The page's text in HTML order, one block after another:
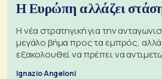
Η Ευρώπη αλλάζει στάση
Η νέα στρατηγική για την
μεγάλο βήμα προς τα εμπρός,
εξακολουθεί να πρέπει να
Ignazio Angeloni